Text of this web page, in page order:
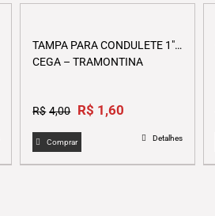
TAMPA PARA CONDULETE 1″
CEGA – TRAMONTINA
R$ 4,00
Original
was:
R$4,00.
R$ 1,60
R$1,60.
Comprar Detalhes